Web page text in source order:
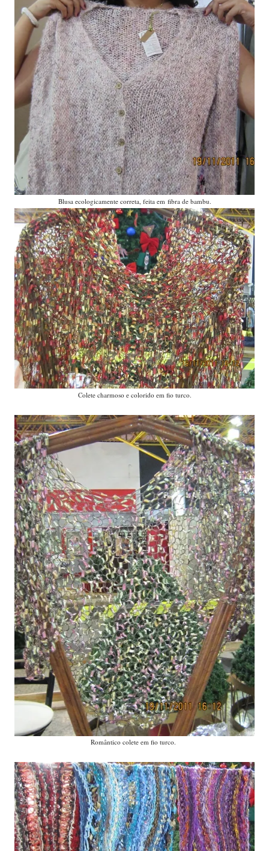
Blusa ecologicamente correta, feita em fibra de bambu.
Colete charmoso e colorido em fio turco.
Romântico colete em fio turco.